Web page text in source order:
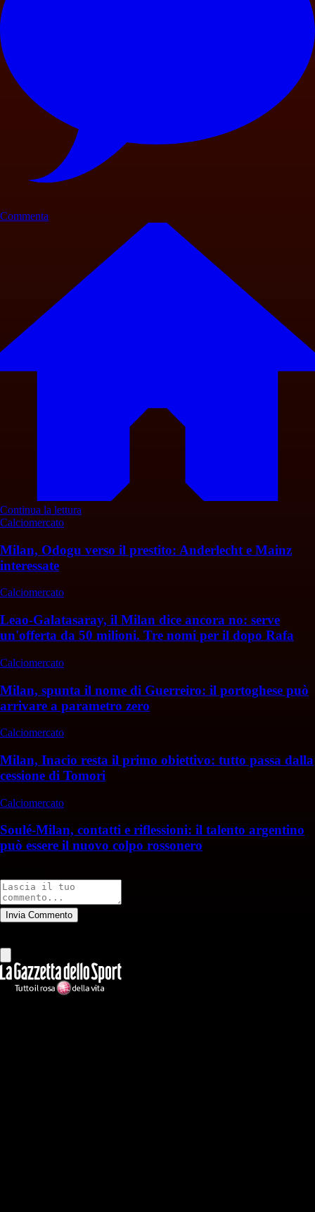
Commenta
Continua la lettura
Calciomercato
Milan, Odogu verso il prestito: Anderlecht e Mainz
interessate
Calciomercato
Leao-Galatasaray, il Milan dice ancora no: serve
un'offerta da 50 milioni. Tre nomi per il dopo Rafa
Calciomercato
Milan, spunta il nome di Guerreiro: il portoghese può
arrivare a parametro zero
Calciomercato
Milan, Inacio resta il primo obiettivo: tutto passa dalla
cessione di Tomori
Calciomercato
Soulé-Milan, contatti e riflessioni: il talento argentino
può essere il nuovo colpo rossonero
Invia Commento